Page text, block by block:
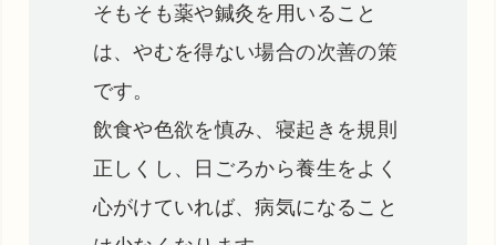
そもそも薬や鍼灸を用いること
は、やむを得ない場合の次善の策
です。
飲食や色欲を慎み、寝起きを規則
正しくし、日ごろから養生をよく
心がけていれば、病気になること